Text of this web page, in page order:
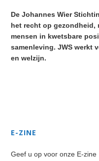
De Johannes Wier
het recht op gezondheid,
mensen in kwetsbare
samenleving. JWS werkt
en welzijn.
E-ZINE
Geef u op voor onze E-zine